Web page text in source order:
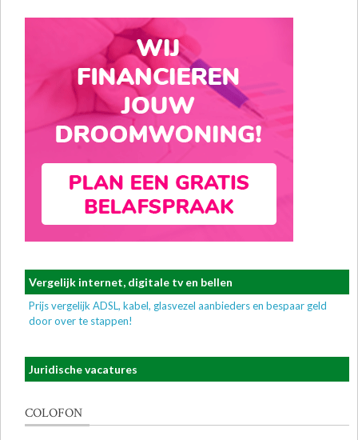
Vergelijk internet, digitale tv en bellen
Prijs vergelijk ADSL, kabel, glasvezel aanbieders en bespaar geld
door over te stappen!
Juridische vacatures
COLOFON